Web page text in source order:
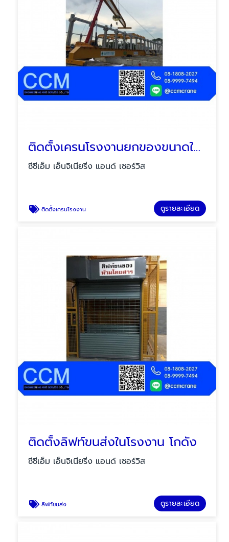
ติดตั้งเครนโรงงานยกของขนาดใหญ่
ซีซีเอ็ม เอ็นจิเนียริ่ง แอนด์ เซอร์วิส
ติดตั้งเครนโรงงาน ดูรายละเอียด
ติดตั้งลิฟท์ขนส่งในโรงงาน โกดัง
ซีซีเอ็ม เอ็นจิเนียริ่ง แอนด์ เซอร์วิส
ลิฟท์ขนส่ง ดูรายละเอียด